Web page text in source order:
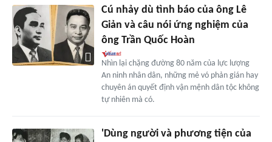
Cú nhảy dù tình báo của ông Lê
Giản và câu nói ứng nghiệm của
ông Trần Quốc Hoàn
Nhìn lại chặng đường 80 năm của lực lượng
An ninh nhân dân, những mẻ vó phản gián hay
chuyên án quyết định vận mệnh dân tộc không
tự nhiên mà có.
'Dùng người và phương tiện của